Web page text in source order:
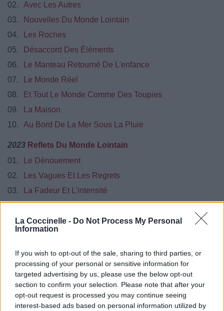
La Coccinelle - Do Not Process My Personal
Information
If you wish to opt-out of the sale, sharing to third parties, or
processing of your personal or sensitive information for
targeted advertising by us, please use the below opt-out
section to confirm your selection. Please note that after your
opt-out request is processed you may continue seeing
interest-based ads based on personal information utilized by
02.
Avec Les Autres
03.
Nouvelles Du Monde Lointain
04.
Les Roches
05.
Désaccord Des Éléments
06.
Le Manteau Retourné De L'enfance
07.
Le Monde Réel
08.
Et Tout Le Monde Comme Des Toupies
09.
La Maison
10.
Au Bord De La Mer Sous La Pluie
2023 Reflets Du Monde Lointain
01.
Le Dénouement
02.
Les Vagues Et Les Regrets
03.
La Fadeur Et L'intensité
04. Les Yeux Dans Le Soleil
05.
Chaque Enfant Dans Son Monde
07. La Plaine
08. Maison D'ambre